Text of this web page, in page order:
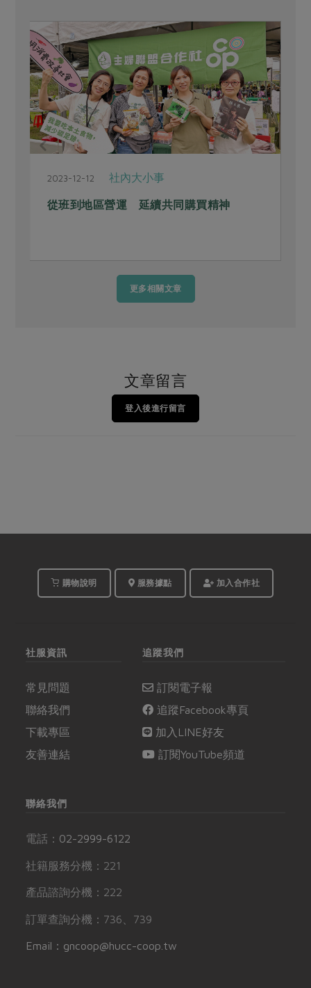
2023-12-12 社內大小事
從班到地區營運 延續共同購買精神
更多相關文章
文章留言
登入後進行留言
購物說明 服務據點 加入合作社
社服資訊
常見問題
聯絡我們
下載專區
友善連結
追蹤我們
訂閱電子報
追蹤Facebook專頁
加入LINE好友
訂閱YouTube頻道
聯絡我們
電話： 02-2999-6122
社籍服務分機：221
產品諮詢分機：222
訂單查詢分機：736、739
Email：gncoop@hucc-coop.tw